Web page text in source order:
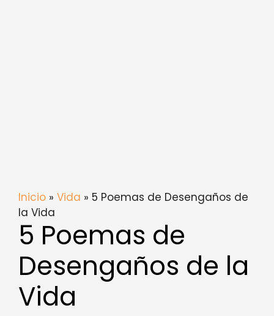
Inicio » Vida » 5 Poemas de Desengaños de
la Vida
5 Poemas de
Desengaños de la
Vida